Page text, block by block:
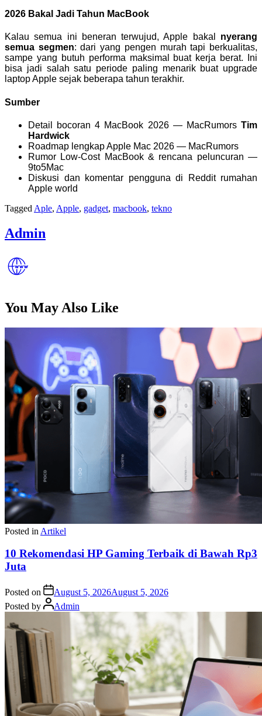
2026 Bakal Jadi Tahun MacBook
Kalau semua ini beneran terwujud, Apple bakal nyerang
semua segmen: dari yang pengen murah tapi berkualitas,
sampe yang butuh performa maksimal buat kerja berat. Ini
bisa jadi salah satu periode paling menarik buat upgrade
laptop Apple sejak beberapa tahun terakhir.
Sumber
Detail bocoran 4 MacBook 2026 — MacRumors Tim
Hardwick
Roadmap lengkap Apple Mac 2026 — MacRumors
Rumor Low-Cost MacBook & rencana peluncuran —
9to5Mac
Diskusi dan komentar pengguna di Reddit rumahan
Apple world
Tagged Aple, Apple, gadget, macbook, tekno
Admin
You May Also Like
Posted in Artikel
10 Rekomendasi HP Gaming Terbaik di Bawah Rp3
Juta
Posted on August 5, 2026August 5, 2026
Posted by
Admin